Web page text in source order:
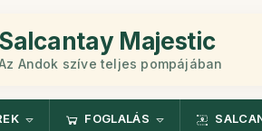
Salcantay Majestic
Andok szíve teljes pompájában
FOGLALÁS